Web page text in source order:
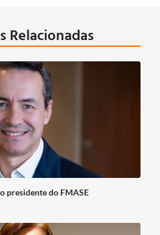
Relacionadas
presidente do FMASE